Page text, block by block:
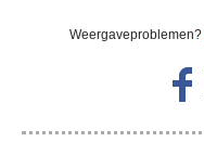
Weergaveproblemen?